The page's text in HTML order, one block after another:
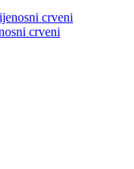
crveni